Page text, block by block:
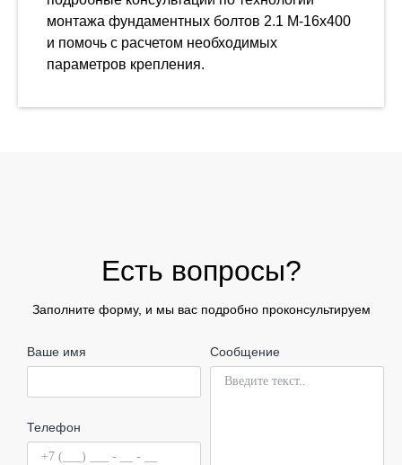
монтажа фундаментных болтов 2.1 М-16х400
и помочь с расчетом необходимых
параметров крепления.
Есть вопросы?
Заполните форму, и мы вас подробно проконсультируем
Ваше имя
Телефон
Сообщение